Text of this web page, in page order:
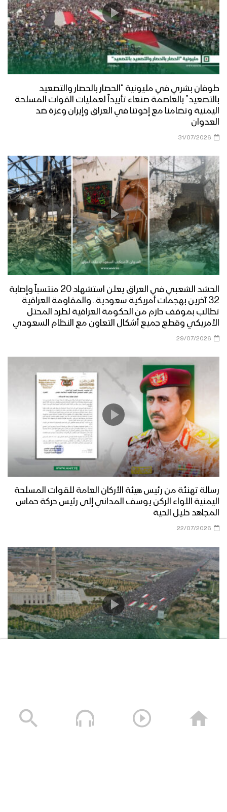
طوفان بشري في مليونية “الحصار بالحصار والتصعيد
بالتصعيد” بالعاصمة صنعاء تأييداً لعمليات القوات المسلحة
اليمنية وتضامنا مع إخوتنا في العراق وإيران وغزة ضد
العدوان
31/07/2026
الحشد الشعبي في العراق يعلن استشهاد 20 منتسباً وإصابة
32 آخرين بهجمات أمريكية سعودية.. والمقاومة العراقية
تطالب بموقف حازم من الحكومة العراقية لطرد المحتل
الأمريكي وقطع جميع أشكال التعاون مع النظام السعودي
29/07/2026
رسالة تهنئة من رئيس هيئة الأركان العامة للقوات المسلحة
اليمنية اللواء الركن يوسف المداني إلى رئيس حركة حماس
المجاهد خليل الحية
22/07/2026
17/07/2026